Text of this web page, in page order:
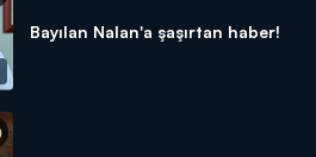
Bayılan Nalan'a şaşırtan haber!